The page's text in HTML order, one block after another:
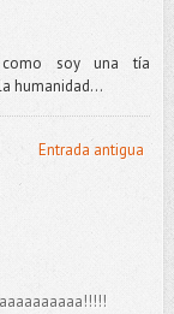
como soy una tía
humanidad...
Entrada antigua